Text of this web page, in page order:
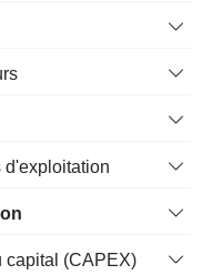
d'exploitation
capital (CAPEX)